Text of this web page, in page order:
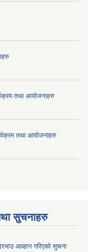
तथा आयोजनाहरु
तथा आयोजनाहरु
सुचनाहरु
आव्हान गरिएको सुचना